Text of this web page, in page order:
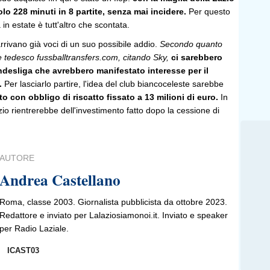
228 minuti in 8 partite, senza mai incidere. Per questo
estate è tutt'altro che scontata.
già voci di un suo possibile addio. Secondo quanto
fussballtransfers.com, citando Sky, ci sarebbero
che avrebbero manifestato interesse per il
Per lasciarlo partire, l'idea del club biancoceleste sarebbe
con obbligo di riscatto fissato a 13 milioni di euro. In
rientrerebbe dell'investimento fatto dopo la cessione di
AUTORE
Andrea Castellano
Roma, classe 2003. Giornalista pubblicista da ottobre 2023.
Redattore e inviato per Lalaziosiamonoi.it. Inviato e speaker
per Radio Laziale.
ICAST03